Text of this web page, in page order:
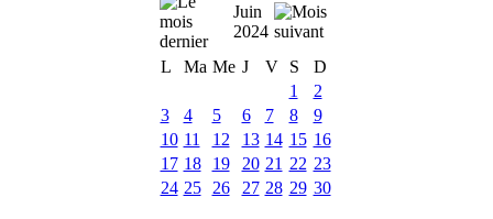
Juin
2024
L
Ma Me J V S
D
1
2
3
4 5 6 7 8
9
10 11 12 13 14 15 16
17 18 19 20 21 22 23
24 25 26 27 28 29 30